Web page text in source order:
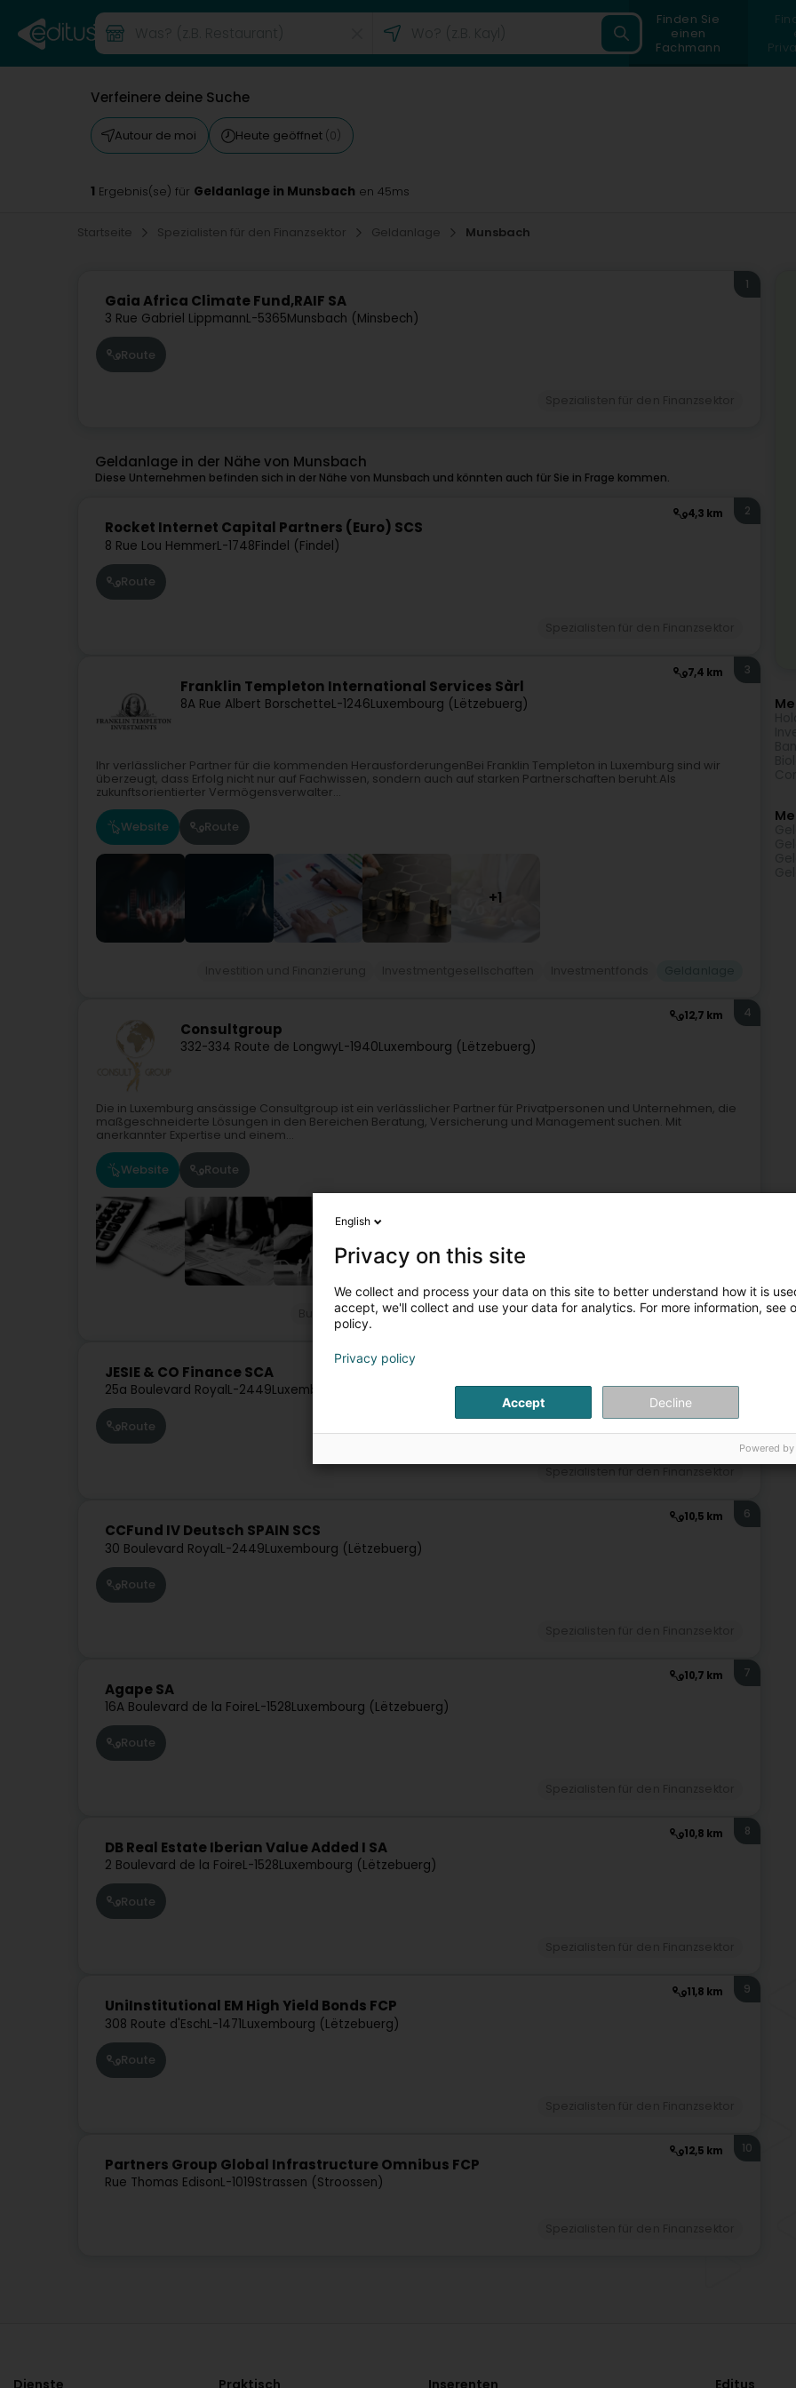
Finden Sie
einen
Fachmann
Verfeinere deine Suche
Autour de moi Heute geöffnet (0)
1 Ergebnis(se) für Geldanlage in Munsbach en 45ms
Startseite Spezialisten für den Finanzsektor Geldanlage Munsbach
Gaia Africa Climate Fund,RAIF SA
3 Rue Gabriel LippmannL-5365Munsbach (Minsbech)
1
Route
Geldanlage in der Nähe von Munsbach
Diese Unternehmen befinden sich in der Nähe von Munsbach und könnten auch für Sie in Frage kommen.
4,3 km
Rocket Internet Capital Partners (Euro) SCS
8 Rue Lou HemmerL-1748Findel (Findel)
2
Route
7,4 km
Franklin Templeton International Services Sàrl
8A Rue Albert BorschetteL-1246Luxembourg (Lëtzebuerg)
3
Ihr verlässlicher Partner für die kommenden HerausforderungenBei Franklin Templeton in Luxemburg sind wir
überzeugt, dass Erfolg nicht nur auf Fachwissen, sondern auch auf starken Partnerschaften beruht.Als
zukunftsorientierter Vermögensverwalter...
Website Route
+1
12,7 km
Consultgroup
332-334 Route de LongwyL-1940Luxembourg (Lëtzebuerg)
4
Die in Luxemburg ansässige Consultgroup ist ein verlässlicher Partner für Privatpersonen und Unternehmen, die
maßgeschneiderte Lösungen in den Bereichen Beratung, Versicherung und Management suchen. Mit
anerkannter Expertise und einem...
Website Route
Buchhalter Versicherungsprofi Kredite und Finanzierung Geldanlage
JESIE & CO Finance SCA
25a Boulevard RoyalL-2449Luxembourg (Lëtzebuerg)
Route
Spezialisten für den Finanzsektor
10,5 km
CCFund IV Deutsch SPAIN SCS
30 Boulevard RoyalL-2449Luxembourg (Lëtzebuerg)
6
Route
10,7 km
Agape SA
16A Boulevard de la FoireL-1528Luxembourg (Lëtzebuerg)
7
Route
10,8 km
DB Real Estate Iberian Value Added I SA
2 Boulevard de la FoireL-1528Luxembourg (Lëtzebuerg)
8
Route
11,8 km
UniInstitutional EM High Yield Bonds FCP
308 Route d'EschL-1471Luxembourg (Lëtzebuerg)
9
Route
12,5 km
Partners Group Global Infrastructure Omnibus FCP
Rue Thomas EdisonL-1019Strassen (Stroossen)
10
English
Privacy on this site
We collect and process your data on this site to better understand how it is
accept, we'll collect and use your data for analytics. For more information, see
policy.
Privacy policy
Accept Decline
Powered by